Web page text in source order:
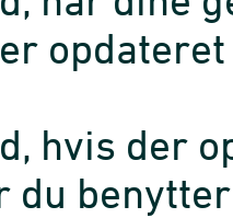
opdateret
hvis der
du benytter